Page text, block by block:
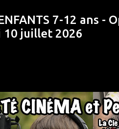
7-12 ans
10 juillet 2026